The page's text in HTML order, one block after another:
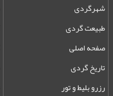
شهرگردی
طبیعت گردی
صفحه اصلی
تاریخ گردی
رزرو بلیط و تور